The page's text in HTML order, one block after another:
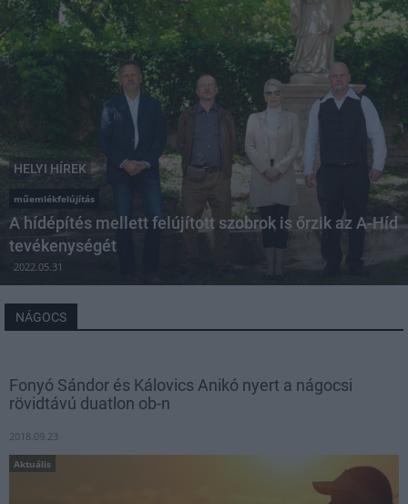
HELYI HÍREK
műemlékfelújítás
A hídépítés mellett felújított szobrok is őrzik az A-Híd
tevékenységét
2022.05.31
NÁGOCS
Fonyó Sándor és Kálovics Anikó nyert a nágocsi
rövidtávú duatlon ob-n
2018.09.23
Aktuális